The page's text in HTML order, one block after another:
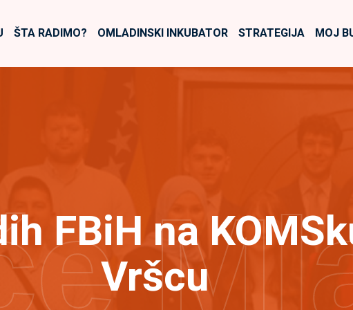
ŠTA RADIMO? OMLADINSKI INKUBATOR STRATEGIJA MOJ
FBiH na
Vršcu